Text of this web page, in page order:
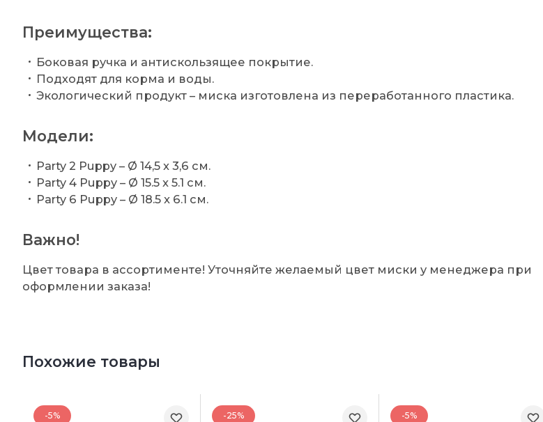
Преимущества:
Боковая ручка и антискользящее покрытие.
Подходят для корма и воды.
Экологический продукт – миска изготовлена из переработанного пластика.
Модели:
Party 2 Puppy – Ø 14,5 x 3,6 см.
Party 4 Puppy – Ø 15.5 x 5.1 см.
Party 6 Puppy – Ø 18.5 x 6.1 см.
Важно!
Цвет товара в ассортименте! Уточняйте желаемый цвет миски у менеджера при
оформлении заказа!
Похожие товары
-5%
-25% -5%